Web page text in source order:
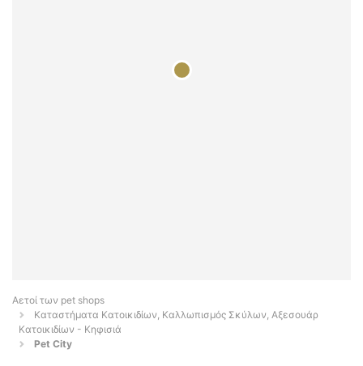
Αετοί των pet shops
Καταστήματα Κατοικιδίων, Καλλωπισμός Σκύλων, Αξεσουάρ
Κατοικιδίων - Κηφισιά
Pet City